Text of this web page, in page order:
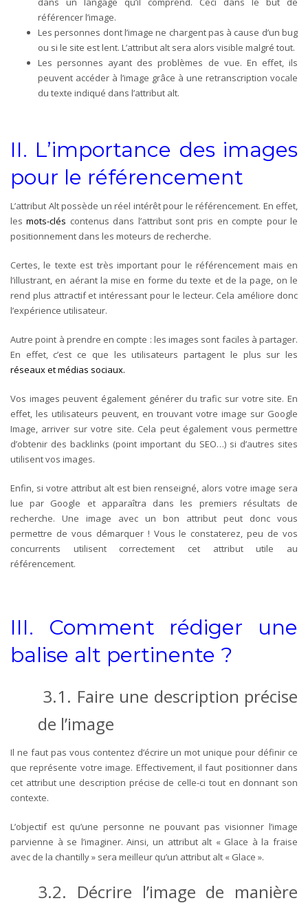
référencer l’image.
Les personnes dont l’image ne chargent pas à cause d’un bug
ou si le site est lent. L’attribut alt sera alors visible malgré tout.
Les personnes ayant des problèmes de vue. En effet, ils
peuvent accéder à l’image grâce à une retranscription vocale
du texte indiqué dans l’attribut alt.
II. L’importance des images
pour le référencement
L’attribut Alt possède un réel intérêt pour le référencement. En effet,
lesmots-clés contenus dans l’attribut sont pris en compte pour le
positionnement dans les moteurs de recherche.
Certes, le texte est très important pour le référencement mais en
l’illustrant, en aérant la mise en forme du texte et de la page, on le
rend plus attractif et intéressant pour le lecteur. Cela améliore donc
l’expérience utilisateur.
Autre point à prendre en compte : les images sont faciles à partager.
En effet, c’est ce que les utilisateurs partagent le plus sur les
réseaux et médias sociaux.
Vos images peuvent également générer du trafic sur votre site. En
effet, les utilisateurs peuvent, en trouvant votre image sur Google
Image, arriver sur votre site. Cela peut également vous permettre
d’obtenir des backlinks (point important du SEO…) si d’autres sites
utilisent vos images.
Enfin, si votre attribut alt est bien renseigné, alors votre image sera
lue par Google et apparaîtra dans les premiers résultats de
recherche. Une image avec un bon attribut peut donc vous
permettre de vous démarquer ! Vous le constaterez, peu de vos
concurrents utilisent correctement cet attribut utile au
référencement.
III. Comment rédiger une
balise alt pertinente ?
3.1. Faire une description précise
de l’image
Il ne faut pas vous contentez d’écrire un mot unique pour définir ce
que représente votre image. Effectivement, il faut positionner dans
cet attribut une description précise de celle-ci tout en donnant son
contexte.
L’objectif est qu’une personne ne pouvant pas visionner l’image
parvienne à se l’imaginer.Ainsi, un attribut alt « Glace à la fraise
avec de la chantilly » sera meilleur qu’un attribut alt « Glace ».
3.2. Décrire l’image de manière